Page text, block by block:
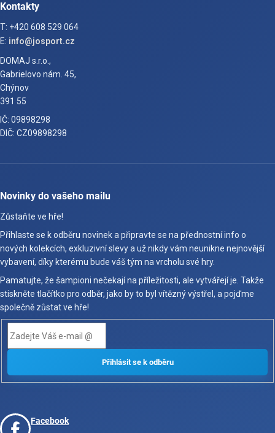
Kontakty
T: +420 608 529 064
E: info@josport.cz
DOMAJ s.r.o.,
Gabrielovo nám. 45,
Chýnov
391 55
IČ: 09898298
DIČ: CZ09898298
Novinky do vašeho mailu
Zůstaňte ve hře!
Přihlaste se k odběru novinek a připravte se na přednostní info o
nových kolekcích, exkluzivní slevy a už nikdy vám neunikne nejnovější
vybavení, díky kterému bude váš tým na vrcholu své hry.
Pamatujte, že šampioni nečekají na příležitosti, ale vytvářejí je. Takže
stiskněte tlačítko pro odběr, jako by to byl vítězný výstřel, a pojďme
společně zůstat ve hře!
Facebook